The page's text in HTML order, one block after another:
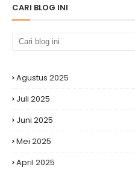
CARI BLOG INI
Agustus 2025
Juli 2025
Juni 2025
Mei 2025
April 2025